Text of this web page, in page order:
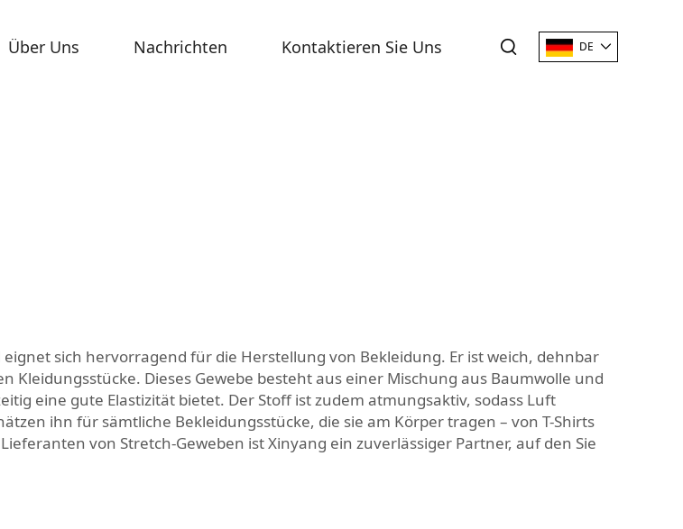
Über Uns Nachrichten Kontaktieren Sie Uns DE
sich hervorragend für die Herstellung von Bekleidung. Er ist weich, dehnbar
Dieses Gewebe besteht aus einer Mischung aus Baumwolle und
eine gute Elastizität bietet. Der Stoff ist zudem atmungsaktiv, sodass Luft
ihn für sämtliche Bekleidungsstücke, die sie am Körper tragen – von T-Shirts
von Stretch-Geweben ist Xinyang ein zuverlässiger Partner, auf den Sie